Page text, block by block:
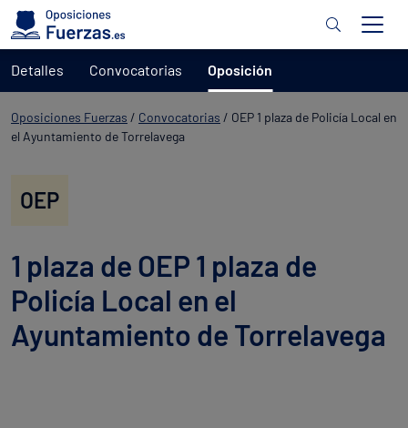
Oposiciones Fuerzas / Convocatorias / OEP 1 plaza de Policía Local en
el Ayuntamiento de Torrelavega
OEP
1 plaza de OEP 1 plaza de
Policía Local en el
Ayuntamiento de Torrelavega
Detalles Convocatorias Oposición